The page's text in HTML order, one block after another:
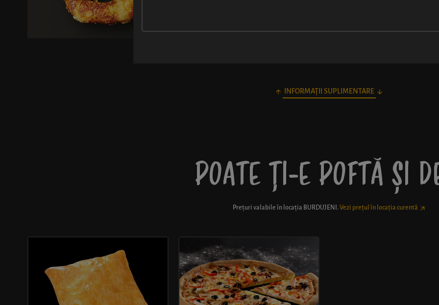
INFORMAȚII SUPLIMENTARE
POATE ȚI-E POFTĂ ȘI
Prețuri valabile în locația BURDUJENI . Vezi prețul în locația curentă